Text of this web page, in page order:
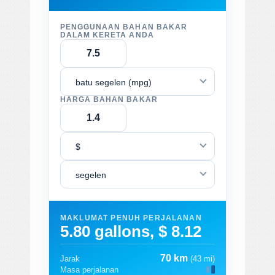
PENGGUNAAN BAHAN BAKAR
DALAM KERETA ANDA
batu segelen (mpg)
HARGA BAHAN BAKAR
$
segelen
MAKLUMAT PENUH PERJALANAN
5.80 gallons, $ 8.12
Jarak 70 km (43 mi)
Masa perjalanan